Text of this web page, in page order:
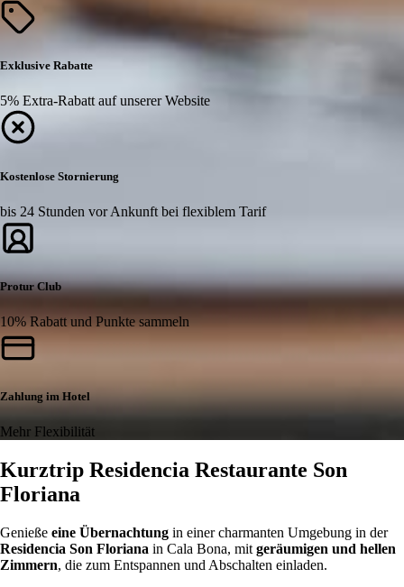
Exklusive Rabatte
5% Extra-Rabatt auf unserer Website
Kostenlose Stornierung
bis 24 Stunden vor Ankunft bei flexiblem Tarif
Protur Club
10% Rabatt und Punkte sammeln
Zahlung im Hotel
Mehr Flexibilität
Kurztrip Residencia Restaurante Son
Floriana
Genieße eine Übernachtung in einer charmanten Umgebung in der
Residencia Son Floriana in Cala Bona, mit geräumigen und hellen
Zimmern, die zum Entspannen und Abschalten einladen.